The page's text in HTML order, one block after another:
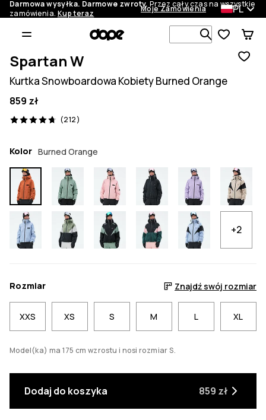
Darmowa wysyłka. Darmowe zwroty. Przez cały czas na wszystkie
zamówienia. Kup teraz Moje Zamówienia PL
Szukaj w 1
Spartan W
Kurtka Snowboardowa Kobiety Burned Orange
859 zł
(212)
212 recenzje, 4.7/5
Kolor Burned Orange
+2
Rozmiar Znajdź swój rozmiar
XXS XS S M L XL
Model(ka) ma 175 cm wzrostu i nosi rozmiar S.
Dodaj do koszyka 859 zł